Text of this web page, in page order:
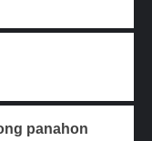
panahon